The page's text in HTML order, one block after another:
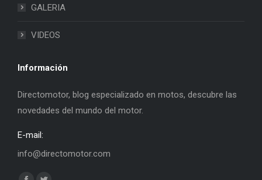
GALERIA
VIDEOS
Información
Directomotor, blog especializado en motos, descubre las
novedades del mundo del motor.
E-mail:
info@directomotor.com